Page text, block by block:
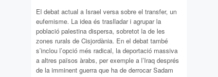
El debat actual a Israel versa sobre el transfer, un
eufemisme. La idea és traslladar i agrupar la
població palestina dispersa, sobretot la de les
zones rurals de Cisjordània. En el debat també
s’inclou l’opció més radical, la deportació massiva
a altres països àrabs, per exemple a l’Iraq després
de la imminent guerra que ha de derrocar Sadam